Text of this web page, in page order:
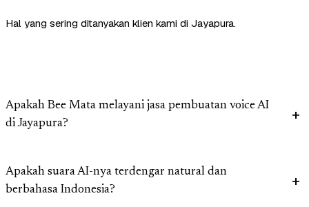
Hal yang sering ditanyakan klien kami di Jayapura.
Apakah Bee Mata melayani jasa pembuatan voice AI
di Jayapura?
Apakah suara AI-nya terdengar natural dan
berbahasa Indonesia?